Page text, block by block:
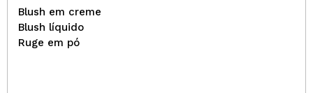
Blush em creme
Blush líquido
Ruge em pó